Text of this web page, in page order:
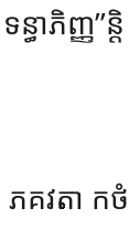
ាភិញ្ញ
គវតា ក